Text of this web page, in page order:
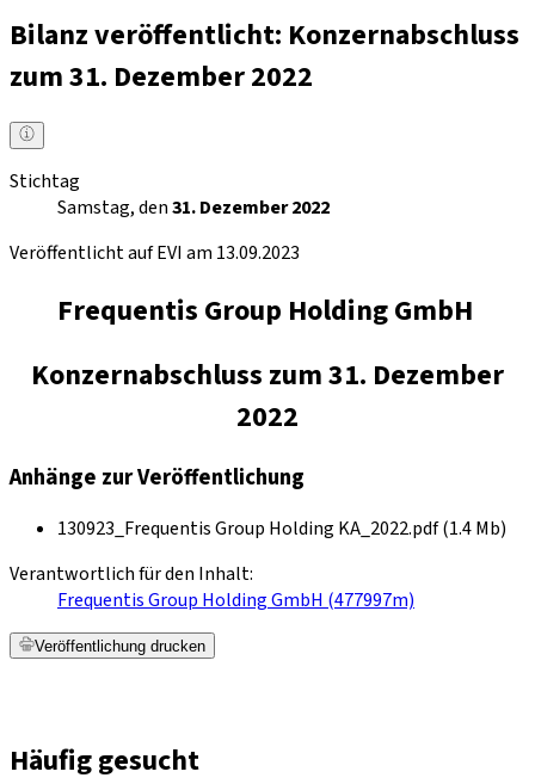
Bilanz veröffentlicht: Konzernabschluss
zum 31. Dezember 2022
Stichtag
Samstag, den31. Dezember 2022
Veröffentlicht auf EVI am 13.09.2023
Frequentis Group Holding GmbH
Konzernabschluss zum 31. Dezember
2022
Anhänge zur Veröffentlichung
130923_Frequentis Group Holding KA_2022.pdf (1.4 Mb)
Verantwortlich für den Inhalt:
Frequentis Group Holding GmbH (477997m)
Veröffentlichung drucken
Häufig gesucht